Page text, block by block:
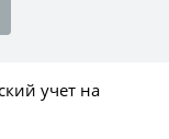
учет на